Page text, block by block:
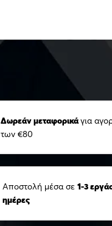
Δωρεάν μεταφορικάγια
των €80
Αποστολή μέσα σε 1-3
ημέρες